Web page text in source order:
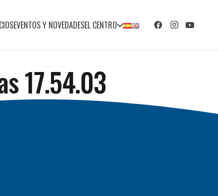
EVENTOS Y NOVEDADESEL CENTRO
17.54.03